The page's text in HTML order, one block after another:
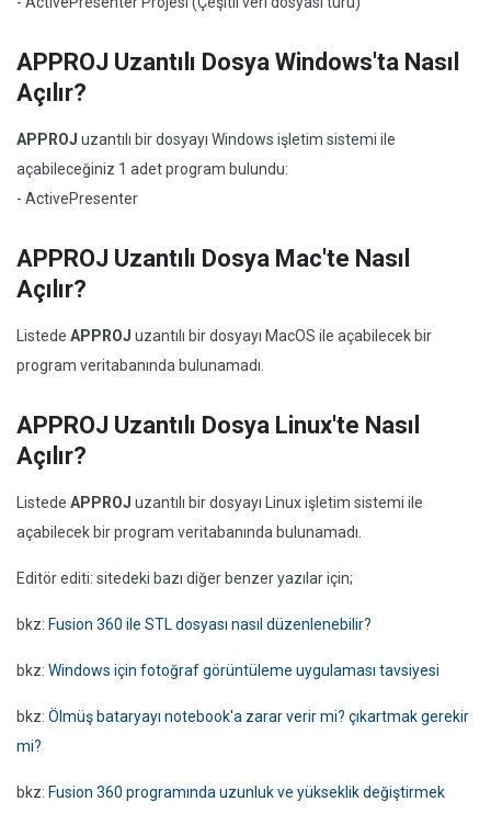
APPROJ Uzantılı Dosya Windows'ta Nasıl
Açılır?
APPROJ uzantılı bir dosyayı Windows işletim sistemi ile
açabileceğiniz 1 adet program bulundu:
- ActivePresenter
APPROJ Uzantılı Dosya Mac'te Nasıl
Açılır?
Listede APPROJ uzantılı bir dosyayı MacOS ile açabilecek bir
program veritabanında bulunamadı.
APPROJ Uzantılı Dosya Linux'te Nasıl
Açılır?
Listede APPROJ uzantılı bir dosyayı Linux işletim sistemi ile
açabilecek bir program veritabanında bulunamadı.
Editör editi: sitedeki bazı diğer benzer yazılar için;
bkz: Fusion 360 ile STL dosyası nasıl düzenlenebilir?
bkz: Windows için fotoğraf görüntüleme uygulaması tavsiyesi
bkz: Ölmüş bataryayı notebook'a zarar verir mi? çıkartmak gerekir
mi?
bkz: Fusion 360 programında uzunluk ve yükseklik değiştirmek